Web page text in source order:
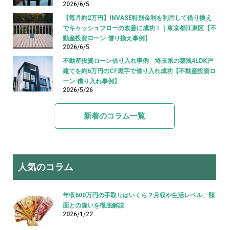
2026/6/5
【毎月約2万円】INVASE特別金利を利用して借り換え
でキャッシュフローの改善に成功！｜東京都江東区【不
動産投資ローン 借り換え事例】
2026/6/5
不動産投資ローン借り入れ事例 埼玉県の築浅4LDK戸
建てを約6万円のCF黒字で借り入れ成功【不動産投資ロ
ーン 借り入れ事例】
2026/5/26
新着のコラム一覧
人気のコラム
年収600万円の手取りはいくら？月収や生活レベル、額
面との違いを徹底解説
2026/1/22